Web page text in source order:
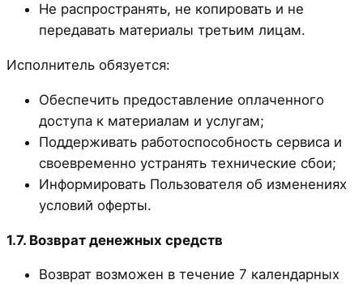
Не распространять, не копировать и не
передавать материалы третьим лицам.
Исполнитель обязуется:
Обеспечить предоставление оплаченного
доступа к материалам и услугам;
Поддерживать работоспособность сервиса и
своевременно устранять технические сбои;
Информировать Пользователя об изменениях
условий оферты.
1.7. Возврат денежных средств
Возврат возможен в течение 7 календарных